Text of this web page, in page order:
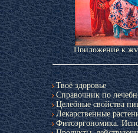
Приложение к
Твоё здоровье
Справочник по
Целебные свойства
Лекарственные
Фитоэргономика.